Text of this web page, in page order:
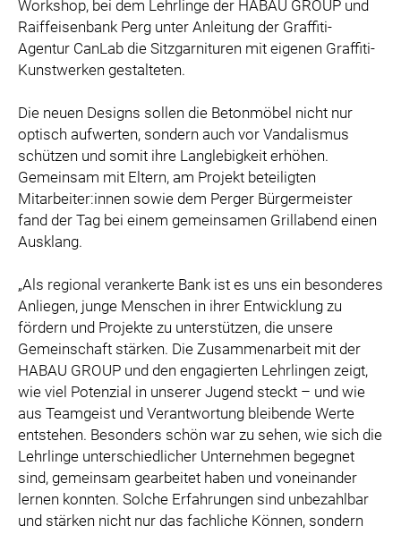
Workshop, bei dem Lehrlinge der HABAU GROUP und
Raiffeisenbank Perg unter Anleitung der Graffiti-
Agentur CanLab die Sitzgarnituren mit eigenen Graffiti-
Kunstwerken gestalteten.
Die neuen Designs sollen die Betonmöbel nicht nur
optisch aufwerten, sondern auch vor Vandalismus
schützen und somit ihre Langlebigkeit erhöhen.
Gemeinsam mit Eltern, am Projekt beteiligten
Mitarbeiter:innen sowie dem Perger Bürgermeister
fand der Tag bei einem gemeinsamen Grillabend einen
Ausklang.
„Als regional verankerte Bank ist es uns ein besonderes
Anliegen, junge Menschen in ihrer Entwicklung zu
fördern und Projekte zu unterstützen, die unsere
Gemeinschaft stärken. Die Zusammenarbeit mit der
HABAU GROUP und den engagierten Lehrlingen zeigt,
wie viel Potenzial in unserer Jugend steckt – und wie
aus Teamgeist und Verantwortung bleibende Werte
entstehen. Besonders schön war zu sehen, wie sich die
Lehrlinge unterschiedlicher Unternehmen begegnet
sind, gemeinsam gearbeitet haben und voneinander
lernen konnten. Solche Erfahrungen sind unbezahlbar
und stärken nicht nur das fachliche Können, sondern